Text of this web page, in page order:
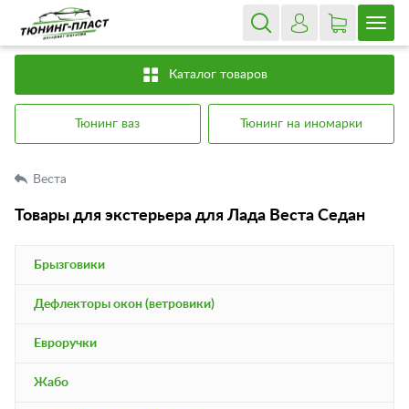
Каталог товаров
Тюнинг ваз Тюнинг на иномарки
Веста
Товары для экстерьера для Лада Веста Седан
Брызговики
Дефлекторы окон (ветровики)
Евроручки
Жабо